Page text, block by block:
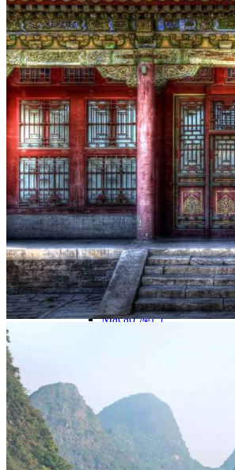
Montagnes Jaunes
Shandong 山东
Shanghai 上海
Suzhou 苏州
Nord Ouest
Gansu 甘肃
Dunhuang – 敦煌
Jiayuguan – 嘉峪关
Qinghai 青海
Xi’an 西安市
Xinjiang 新疆
Kashgar
Turpan
Sud Est
Canton 广州
Fujian 福建
Hong Kong 香港
Hunan 湖南
Ile d’Hainan 海南
Macao 澳门
Guangxi 广西
Guizhou 贵州
Hubei
Sichuan 四川
Tibet 西藏